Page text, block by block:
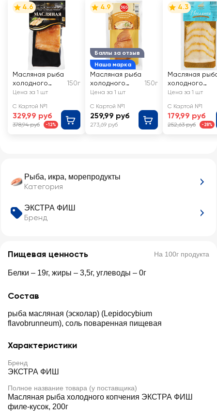
Рыба, икра, морепродукты
Категория
ЭКСТРА ФИШ
Бренд
Пищевая ценность На 100г продукта
Белки – 19г, жиры – 3,5г, углеводы – 0г
Состав
рыба масляная (эсколар) (Lepidocybium
flavobrunneum), соль поваренная пищевая
Характеристики
Бренд
ЭКСТРА ФИШ
Полное название товара (у поставщика)
Масляная рыба холодного копчения ЭКСТРА ФИШ
филе-кусок, 200г
4.6
Масляная рыба
холодного
копчения ДАРЫ
кусок на коже
150г
Цена за 1 шт
С Картой №1
329,99 руб
378,94 руб -12%
Баллы за отзыв
Наша марка
4.9
Масляная рыба
холодного
копчения 365
кусок
150г
Цена за 1 шт
С Картой №1
259,99 руб
273,69 руб
4.3
Масляная
холодного
копчения
ломтики
Цена за 1 шт
С Картой №1
179,99 руб
252,63 руб -28%